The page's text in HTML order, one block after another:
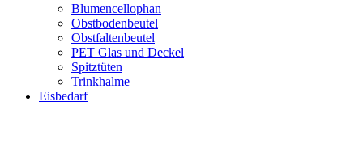
Blumencellophan
Obstbodenbeutel
Obstfaltenbeutel
PET Glas und Deckel
Spitztüten
Trinkhalme
Eisbedarf